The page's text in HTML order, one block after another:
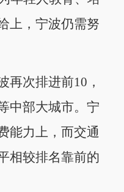
上，宁波仍需努
次排进前10，
中部大城市。宁
能力上，而交通
相较排名靠前的